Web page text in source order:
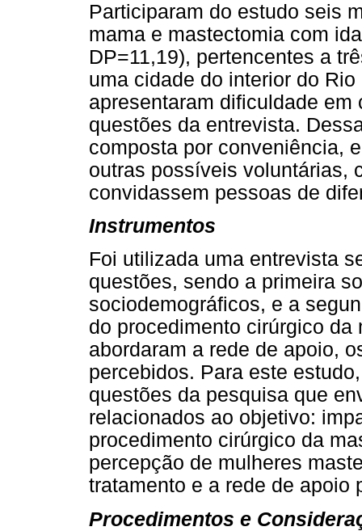
Participaram do estudo seis
mama e mastectomia com
DP=11,19), pertencentes a
uma cidade do interior do
apresentaram dificuldade
questões da entrevista.
composta por conveniência,
outras possíveis voluntárias,
convidassem pessoas de
Instrumentos
Foi utilizada uma entrevista
questões, sendo a primeira
sociodemográficos, e a
do procedimento cirúrgico
abordaram a rede de apoio,
percebidos. Para este
questões da pesquisa que
relacionados ao objetivo:
procedimento cirúrgico da
percepção de mulheres
tratamento e a rede de apoio
Procedimentos e